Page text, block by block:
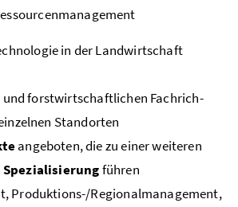
in der Landwirtschaft
und forstwirtschaftlichen Fachrich­
Standor­ten
angeboten, die zu einer weiteren
führen
Produktions-/Regionalmanagement,